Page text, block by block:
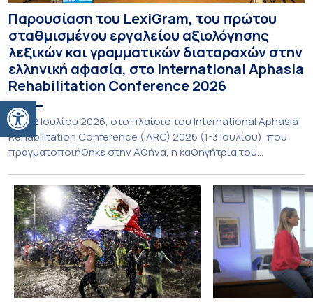
Ανοίξτε τη γραμμή εργαλείων
Παρουσίαση του LexiGram, του πρώτου
σταθμισμένου εργαλείου αξιολόγησης
λεξικών και γραμματικών διαταραχών στην
ελληνική αφασία, στο International Aphasia
Rehabilitation Conference 2026
Στις 2 Ιουλίου 2026, στο πλαίσιο του International Aphasia
Rehabilitation Conference (IARC) 2026 (1-3 Ιουλίου), που
πραγματοποιήθηκε στην Αθήνα, η καθηγήτρια του
Πανεπιστημίου Αθηνών, Σπυριδούλα Βαρλοκώστα,
παρουσίασε το LexiGram, ένα καινοτόμο, σταθμισμένο
εργαλείο αξιολόγησης των λεξικών και γραμματικών
διαταραχών σε ελληνόφωνους ασθενείς με αφασία. Η
αφασία είναι επίκτητη γλωσσική […]